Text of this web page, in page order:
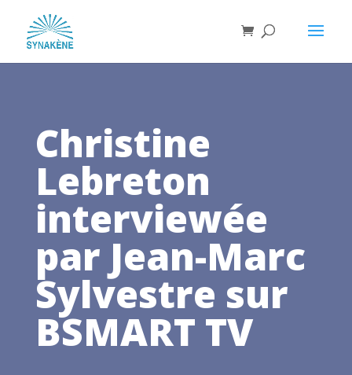
Christine
Lebreton
interviewée
par Jean-Marc
Sylvestre sur
BSMART TV